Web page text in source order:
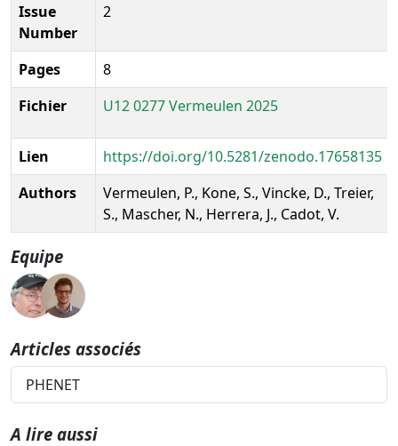
Issue
Number
2
Pages
8
Fichier
U12 0277 Vermeulen 2025
Lien
https://doi.org/10.5281/zenodo.17658135
Authors
Vermeulen, P., Kone, S., Vincke, D., Treier,
S., Mascher, N., Herrera, J., Cadot, V.
Equipe
Articles associés
PHENET
A lire aussi